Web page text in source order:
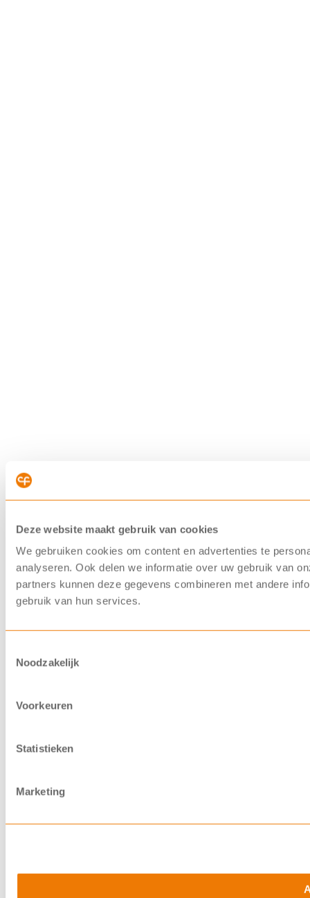
Deze website maakt gebruik van cookies
We gebruiken cookies om content en advertenties te
analyseren. Ook delen we informatie over uw gebruik van
partners kunnen deze gegevens combineren met andere
gebruik van hun services.
Noodzakelijk
Voorkeuren
Statistieken
Marketing